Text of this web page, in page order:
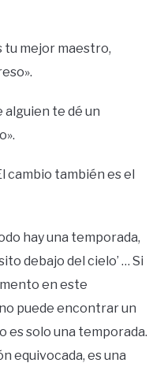
tu mejor maestro,
alguien te dé un
cambio también es el
hay una temporada,
debajo del cielo’ … Si
en este
puede encontrar un
es solo una temporada.
equivocada, es una